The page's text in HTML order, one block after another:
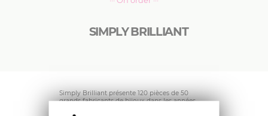
SIMPLY BRILLIANT
Simply Brilliant présente 120 pièces de 50
grands fabricants de bijoux dans les années